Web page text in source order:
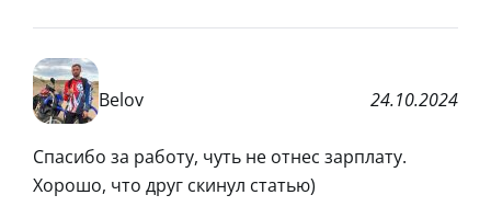
Belov 24.10.2024
Спасибо за работу, чуть не отнес зарплату.
Хорошо, что друг скинул статью)